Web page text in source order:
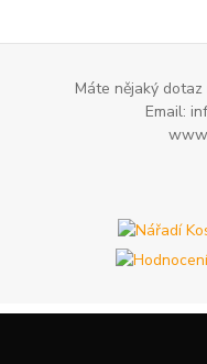
Máte nějaký
Email: